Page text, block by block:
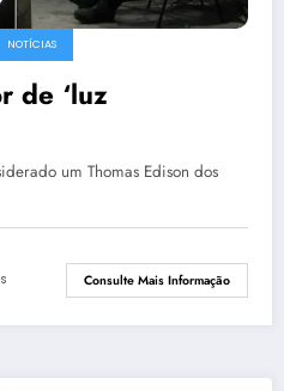
NOTÍCIAS
de ‘luz
um Thomas Edison dos
Consulte Mais Informação